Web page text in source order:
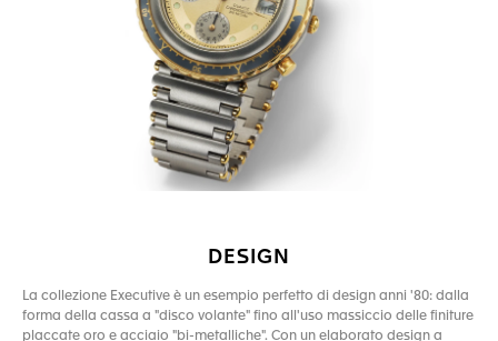
DESIGN
La collezione Executive è un esempio perfetto di design anni '80: dalla
forma della cassa a "disco volante" fino all'uso massiccio delle finiture
placcate oro e acciaio "bi-metalliche". Con un elaborato design a